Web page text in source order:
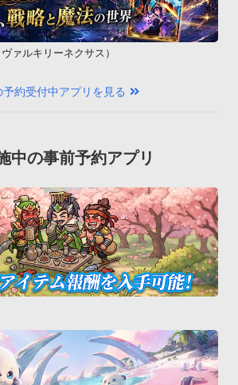
ァルキリーネクサス）
予約受付中アプリを見る
中の事前予約アプリ